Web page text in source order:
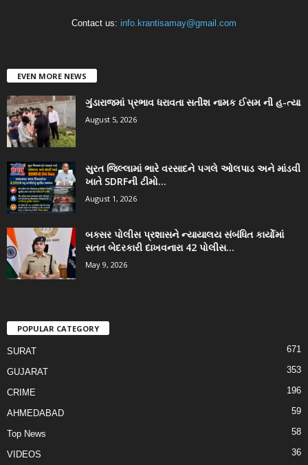
Contact us: info.krantisamay@gmail.com
EVEN MORE NEWS
ગુંડારાજમાં પ્રભાવ ધરાવતા સતીશ નામક ઈસમ ની હ-ત્યા
August 5, 2026
સુરત જિલ્લામાં ભારે વરસાદને પગલે ઓલપાડ અને માંડવી
ખાતે SDRFની ટીમો...
August 1, 2026
બક્સર પોલીસ પ્રશાસને ન્યાયાલય સંબંધિત કાર્યોમાં
સતત બેદરકારી દાખવનારા 42 પોલીસ...
May 9, 2026
POPULAR CATEGORY
SURAT 671
GUJARAT 353
CRIME 196
AHMEDABAD 59
Top News 58
VIDEOS 36